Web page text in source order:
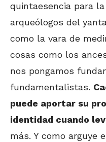
quintaesencia para
arqueólogos del
como la vara de
cosas como los
nos pongamos
fundamentalistas.
puede aportar su
identidad cuando
más. Y como arguye